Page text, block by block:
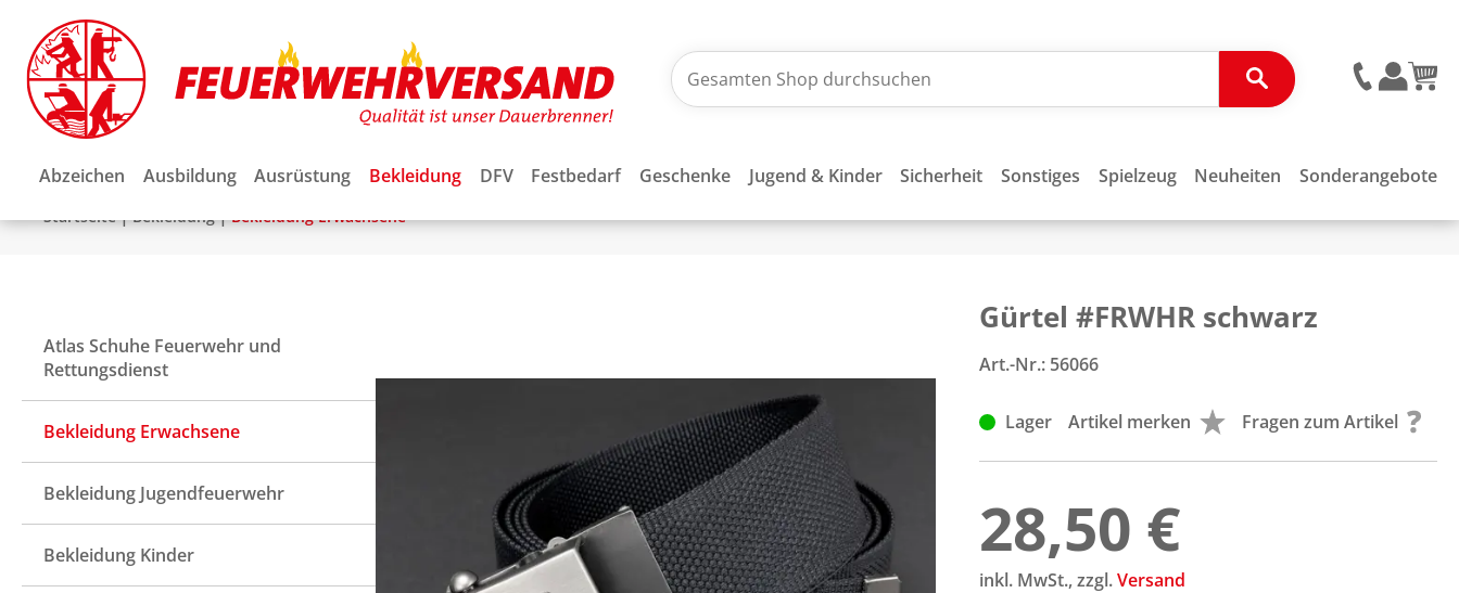
Abzeichen Ausbildung Ausrüstung Bekleidung DFV Festbedarf Geschenke Jugend & Kinder Sicherheit Sonstiges Spielzeug Neuheiten Sonderangebote
Startseite|Bekleidung|Bekleidung Erwachsene
Atlas Schuhe Feuerwehr und
Rettungsdienst
Bekleidung Erwachsene
Bekleidung Jugendfeuerwehr
Bekleidung Kinder
Gürtel #FRWHR schwarz
Art.-Nr.: 56066
Lager Artikel merken Fragen zum Artikel
28,50 €
inkl. MwSt., zzgl.Versand